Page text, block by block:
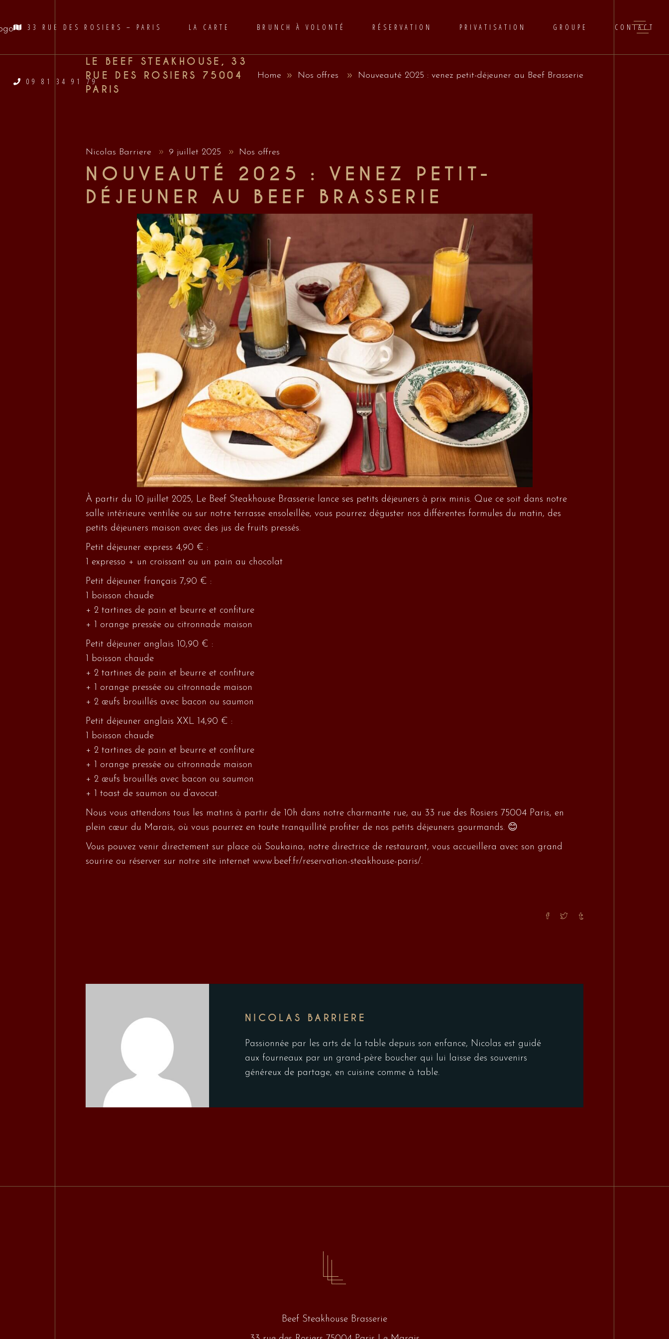
33 RUE DES ROSIERS – PARIS LA CARTE BRUNCH À VOLONTÉ RÉSERVATION PRIVATISATION GROUPE CONTACT
09 81 34 91 79
LE BEEF STEAKHOUSE, 33
RUE DES ROSIERS 75004
PARIS
Home Nos offres Nouveauté 2025 : venez petit-déjeuner au Beef Brasserie
Nicolas Barriere 9 juillet 2025 Nos offres
NOUVEAUTÉ 2025 : VENEZ PETIT-
DÉJEUNER AU BEEF BRASSERIE
À partir du 10 juillet 2025, Le Beef Steakhouse Brasserie lance ses petits déjeuners à prix minis. Que ce soit dans notre
salle intérieure ventilée ou sur notre terrasse ensoleillée, vous pourrez déguster nos différentes formules du matin, des
petits déjeuners maison avec des jus de fruits pressés.
Petit déjeuner express 4,90 € :
1 expresso + un croissant ou un pain au chocolat
Petit déjeuner français 7,90 € :
1 boisson chaude
+ 2 tartines de pain et beurre et confiture
+ 1 orange pressée ou citronnade maison
Petit déjeuner anglais 10,90 € :
1 boisson chaude
+ 2 tartines de pain et beurre et confiture
+ 1 orange pressée ou citronnade maison
+ 2 œufs brouillés avec bacon ou saumon
Petit déjeuner anglais XXL 14,90 € :
1 boisson chaude
+ 2 tartines de pain et beurre et confiture
+ 1 orange pressée ou citronnade maison
+ 2 œufs brouillés avec bacon ou saumon
+ 1 toast de saumon ou d’avocat.
Nous vous attendons tous les matins à partir de 10h dans notre charmante rue, au 33 rue des Rosiers 75004 Paris, en
plein cœur du Marais, où vous pourrez en toute tranquillité profiter de nos petits déjeuners gourmands. 😊
Vous pouvez venir directement sur place où Soukaina, notre directrice de restaurant, vous accueillera avec son grand
sourire ou réserver sur notre site internet www.beef.fr/reservation-steakhouse-paris/.
NICOLAS BARRIERE
Passionnée par les arts de la table depuis son enfance, Nicolas est guidé
aux fourneaux par un grand-père boucher qui lui laisse des souvenirs
généreux de partage, en cuisine comme à table.
Beef Steakhouse Brasserie